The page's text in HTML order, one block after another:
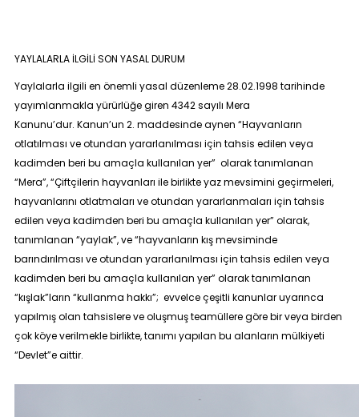
YAYLALARLA İLGİLİ SON YASAL DURUM
Yaylalarla ilgili en önemli yasal düzenleme 28.02.1998 tarihinde
yayımlanmakla yürürlüğe giren 4342 sayılı Mera
Kanunu’dur. Kanun’un 2. maddesinde aynen “Hayvanların
otlatılması ve otundan yararlanılması için tahsis edilen veya
kadimden beri bu amaçla kullanılan yer” olarak tanımlanan
“Mera”,“Çiftçilerin hayvanları ile birlikte yaz mevsimini geçirmeleri,
hayvanlarını otlatmaları ve otundan yararlanmaları için tahsis
edilen veya kadimden beri bu amaçla kullanılan yer” olarak,
tanımlanan “yaylak”,ve“hayvanların kış mevsiminde
barındırılması ve otundan yararlanılması için tahsis edilen veya
kadimden beri bu amaçla kullanılan yer” olarak tanımlanan
“kışlak”ların “kullanma hakkı”; evvelce çeşitli kanunlar uyarınca
yapılmış olan tahsislere ve oluşmuş teamüllere göre bir veya birden
çok köye verilmekle birlikte, tanımı yapılan bu alanların mülkiyeti
“Devlet”e aittir.